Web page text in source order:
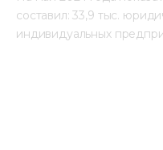
составил: 33,9 тыс.
индивидуальных